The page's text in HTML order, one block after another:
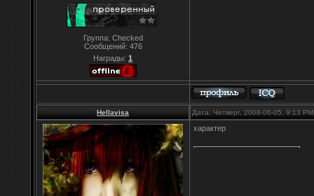
Группа: Checked
Сообщений: 476
Награды: 1
Hellavisa Дата: Четверг, 2008-06-05, 9:13
характер